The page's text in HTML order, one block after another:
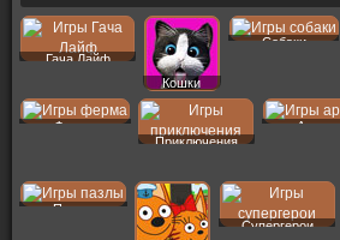
Гача Лайф
Кошки
Собаки
Ферма
Приключения
Пазлы
Супергерои